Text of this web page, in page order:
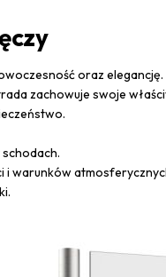
oraz elegancję.
zachowuje swoje
i warunków